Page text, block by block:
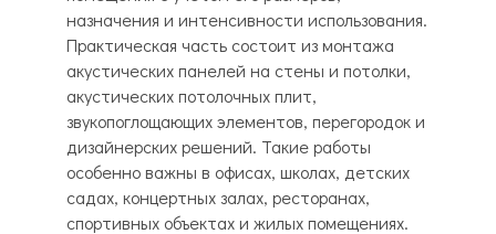
назначения и интенсивности использования.
Практическая часть состоит из монтажа
акустических панелей на стены и потолки,
акустических потолочных плит,
звукопоглощающих элементов, перегородок и
дизайнерских решений. Такие работы
особенно важны в офисах, школах, детских
садах, концертных залах, ресторанах,
спортивных объектах и жилых помещениях.